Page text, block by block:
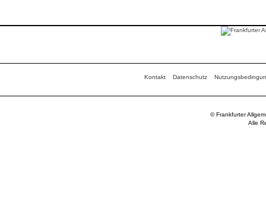
Kontakt Datenschutz
© Frankfurter
Alle